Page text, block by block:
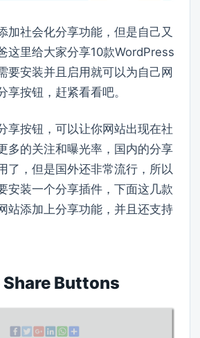
加社会化分享功能，但是自己又
这里给大家分享10款WordPress
要安装并且启用就可以为自己网
享按钮，赶紧看看吧。
享按钮，可以让你网站出现在社
多的关注和曝光率，国内的分享
了，但是国外还非常流行，所以
安装一个分享插件，下面这几款
站添加上分享功能，并且还支持
Buttons